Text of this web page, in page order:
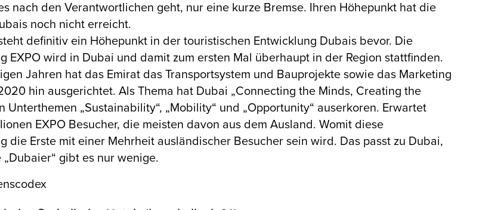
nach den Verantwortlichen geht, nur eine kurze Bremse. Ihren Höhepunkt hat die
noch nicht erreicht.
definitiv ein Höhepunkt in der touristischen Entwicklung Dubais bevor. Die
EXPO wird in Dubai und damit zum ersten Mal überhaupt in der Region stattfinden.
Jahren hat das Emirat das Transportsystem und Bauprojekte sowie das Marketing
hin ausgerichtet. Als Thema hat Dubai „Connecting the Minds, Creating the
Unterthemen „Sustainability“, „Mobility“ und „Opportunity“ auserkoren. Erwartet
EXPO Besucher, die meisten davon aus dem Ausland. Womit diese
die Erste mit einer Mehrheit ausländischer Besucher sein wird. Das passt zu Dubai,
gibt es nur wenige.